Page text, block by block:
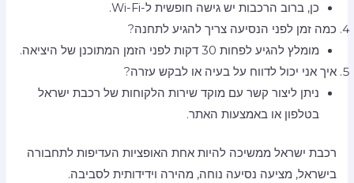
כן, ברוב הרכבות יש גישה חופשית ל-Wi-Fi.
כמה זמן לפני הנסיעה צריך להגיע לתחנה?
מומלץ להגיע לפחות 30 דקות לפני הזמן המתוכנן של היציאה.
איך אני יכול לדווח על בעיה או לבקש עזרה?
ניתן ליצור קשר עם מוקד שירות הלקוחות של רכבת ישראל
בטלפון או באמצעות האתר.
רכבת ישראל ממשיכה להיות אחת האופציות העדיפות לתחבורה
בישראל, מציעה נסיעה נוחה, מהירה וידידותית לסביבה.